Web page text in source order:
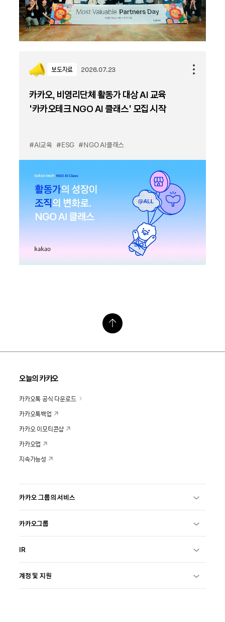
보도자료 2026.07.23
카카오, 비영리단체 활동가 대상 AI 교육
‘카카오테크 NGO AI 클래스’ 모집 시작
#AI교육 #ESG #NGO AI클래스
오늘의 카카오
카카오톡 공식 다운로드
카카오톡백업
카카오 이모티콘샵
카카오맵
지속가능성
카카오 그룹의 서비스
카카오그룹
IR
계정 및 지원